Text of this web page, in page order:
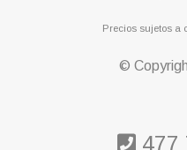
Precios sujetos a
©
477